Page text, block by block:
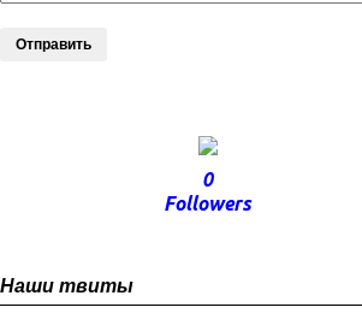
Отправить
0
Followers
Наши твиты